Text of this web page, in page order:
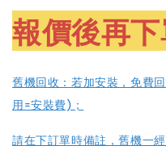
報價後再
舊機回收：若加安裝，免費回
用=安裝費)；
請在下訂單時備註，舊機一經